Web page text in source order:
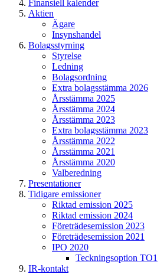
Finansiell kalender
Aktien
Ägare
Insynshandel
Bolagsstyrning
Styrelse
Ledning
Bolagsordning
Extra bolagsstämma 2026
Årsstämma 2025
Årsstämma 2024
Årsstämma 2023
Extra bolagsstämma 2023
Årsstämma 2022
Årsstämma 2021
Årsstämma 2020
Valberedning
Presentationer
Tidigare emissioner
Riktad emission 2025
Riktad emission 2024
Företrädesemission 2023
Företrädesemission 2021
IPO 2020
Teckningsoption TO1
IR-kontakt